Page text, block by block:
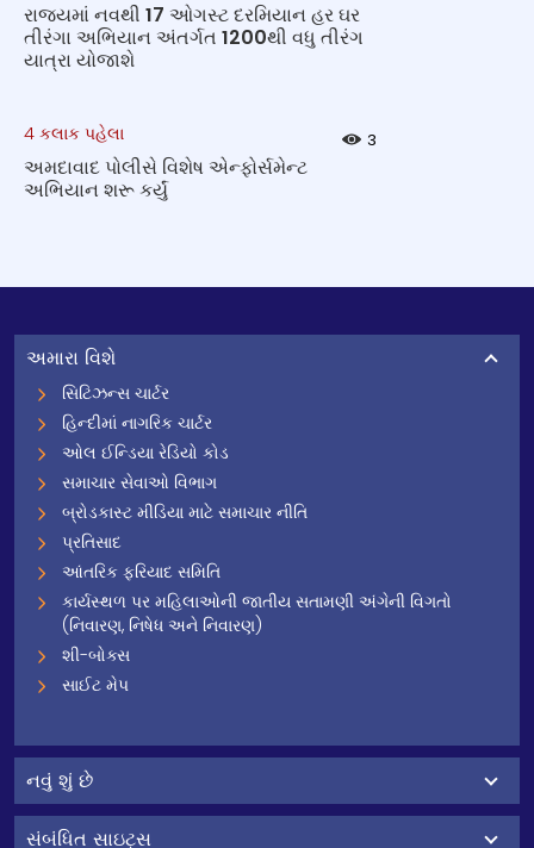
રાજ્યમાં નવથી 17 ઓગસ્ટ દરમિયાન હર ઘર
તીરંગા અભિયાન અંતર્ગત 1200થી વધુ તીરંગ
યાત્રા યોજાશે
4 કલાક પહેલા 3
અમદાવાદ પોલીસે વિશેષ એન્ફોર્સમેન્ટ
અભિયાન શરૂ કર્યું
અમારા વિશે
સિટિઝન્સ ચાર્ટર
હિન્દીમાં નાગરિક ચાર્ટર
ઓલ ઈન્ડિયા રેડિયો કોડ
સમાચાર સેવાઓ વિભાગ
બ્રોડકાસ્ટ મીડિયા માટે સમાચાર નીતિ
પ્રતિસાદ
આંતરિક ફરિયાદ સમિતિ
કાર્યસ્થળ પર મહિલાઓની જાતીય સતામણી અંગેની વિગતો
(નિવારણ, નિષેધ અને નિવારણ)
શી-બોક્સ
સાઈટ મેપ
નવું શું છે
સંબંધિત સાઇટ્સ